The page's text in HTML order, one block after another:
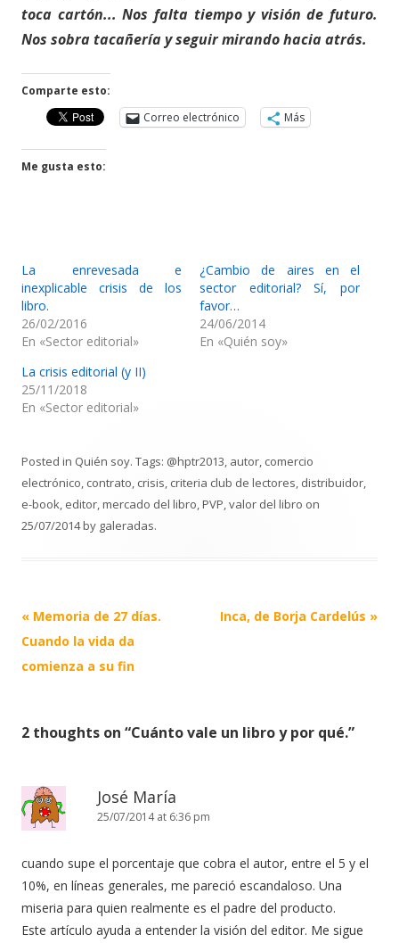
toca cartón... Nos falta tiempo y visión de futuro.
Nos sobra tacañería y seguir mirando hacia atrás.
Comparte esto:
Correo electrónico
Más
Me gusta esto:
La enrevesada e
inexplicable crisis de los
libro.
26/02/2016
En «Sector editorial»
¿Cambio de aires en el
sector editorial? Sí, por
favor…
24/06/2014
En «Quién soy»
La crisis editorial (y II)
25/11/2018
En «Sector editorial»
Posted in Quién soy. Tags: @hptr2013, autor, comercio
electrónico, contrato, crisis, criteria club de lectores, distribuidor,
e-book, editor,mercado del libro,PVP,valor del libro on
25/07/2014by galeradas.
Post
navigation
« Memoria de 27 días.
Cuando la vida da
comienza a su fin
Inca, de Borja Cardelús »
2 thoughts on “Cuánto vale un libro y por qué.”
José María
25/07/2014 at 6:36 pm
cuando supe el porcentaje que cobra el autor, entre el 5 y el
10%, en líneas generales, me pareció escandaloso. Una
miseria para quien realmente es el padre del producto.
Este artículo ayuda a entender la visión del editor. Me sigue